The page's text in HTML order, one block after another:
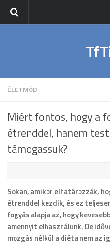
Wellness
ÉLETMÓD
Miért fontos, hogy a
étrenddel, hanem
támogassuk?
Sokan, amikor elhatározzák,
étrenddel kezdik, és ez
fogyás alapja az, hogy
amennyit elhasználunk. De
mozgás nélkül a diéta nem az